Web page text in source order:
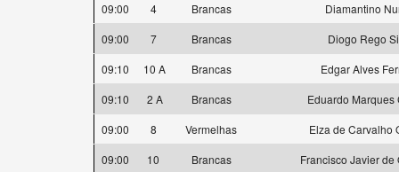
09:00
4 Brancas
Diamantino
09:00
7 Brancas
Diogo Rego
09:10
10 A Brancas
Edgar Alves
09:10
2 A Brancas
Eduardo Marques
09:00
8 Vermelhas
Elza de Carvalho
09:00
10 Brancas
Francisco Javier de